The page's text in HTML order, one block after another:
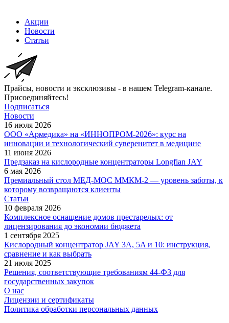
Акции
Новости
Статьи
Прайсы, новости и эксклюзивы - в нашем Telegram-канале.
Присоединяйтесь!
Подписаться
Новости
16 июля 2026
ООО «Армедика» на «ИННОПРОМ-2026»: курс на
инновации и технологический суверенитет в медицине
11 июня 2026
Предзаказ на кислородные концентраторы Longfian JAY
6 мая 2026
Премиальный стол МЕД-МОС ММКМ-2 — уровень заботы, к
которому возвращаются клиенты
Статьи
10 февраля 2026
Комплексное оснащение домов престарелых: от
лицензирования до экономии бюджета
1 сентября 2025
Кислородный концентратор JAY 3A, 5A и 10: инструкция,
сравнение и как выбрать
21 июля 2025
Решения, соответствующие требованиям 44-ФЗ для
государственных закупок
О нас
Лицензии и сертификаты
Политика обработки персональных данных